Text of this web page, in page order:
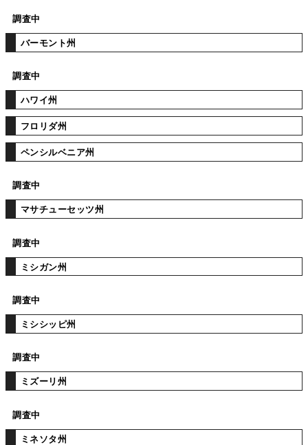
調査中
バーモント州
調査中
ハワイ州
フロリダ州
ペンシルベニア州
調査中
マサチューセッツ州
調査中
ミシガン州
調査中
ミシシッピ州
調査中
ミズーリ州
調査中
ミネソタ州